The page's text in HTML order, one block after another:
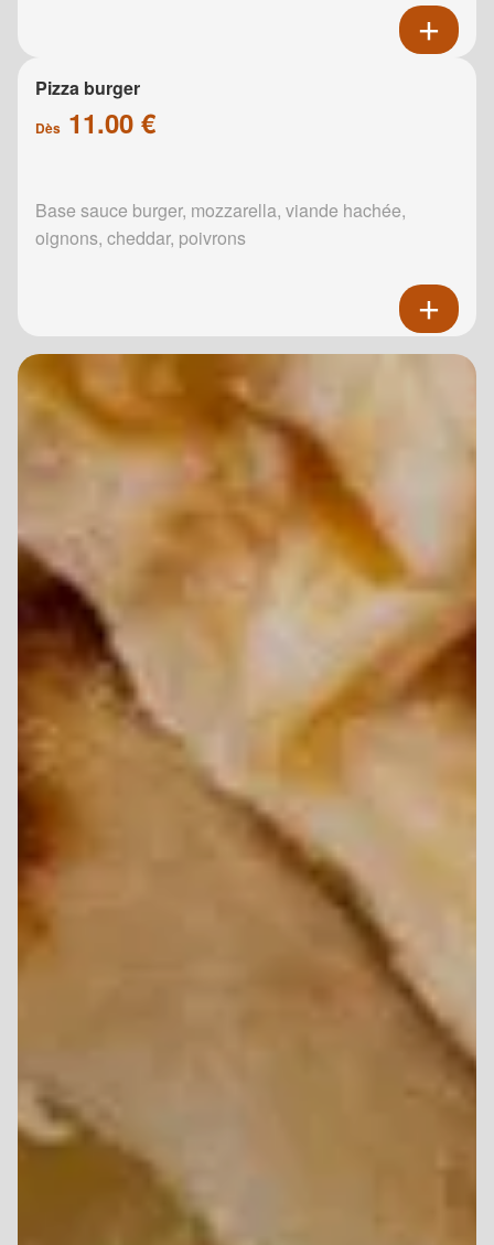
Pizza burger
Dès 11.00 €
Base sauce burger, mozzarella, viande hachée,
oignons, cheddar, poivrons